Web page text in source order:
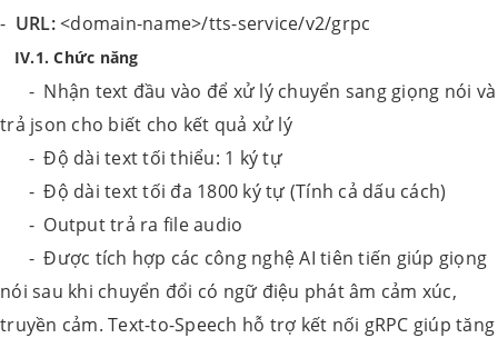
- URL:<domain-name>/tts-service/v2/grpc
IV.1. Chức năng
- Nhận text đầu vào để xử lý chuyển sang giọng nói và
trả json cho biết cho kết quả xử lý
- Độ dài text tối thiểu: 1 ký tự
- Độ dài text tối đa 1800 ký tự (Tính cả dấu cách)
- Output trả ra file audio
- Được tích hợp các công nghệ AI tiên tiến giúp giọng
nói sau khi chuyển đổi có ngữ điệu phát âm cảm xúc,
truyền cảm. Text-to-Speech hỗ trợ kết nối gRPC giúp tăng